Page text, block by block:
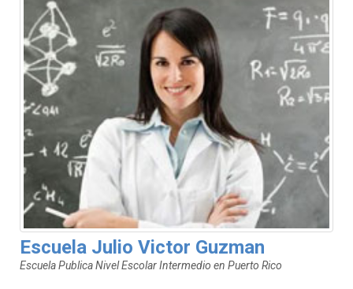
Escuela Julio Victor Guzman
Escuela Publica Nivel Escolar Intermedio en Puerto Rico